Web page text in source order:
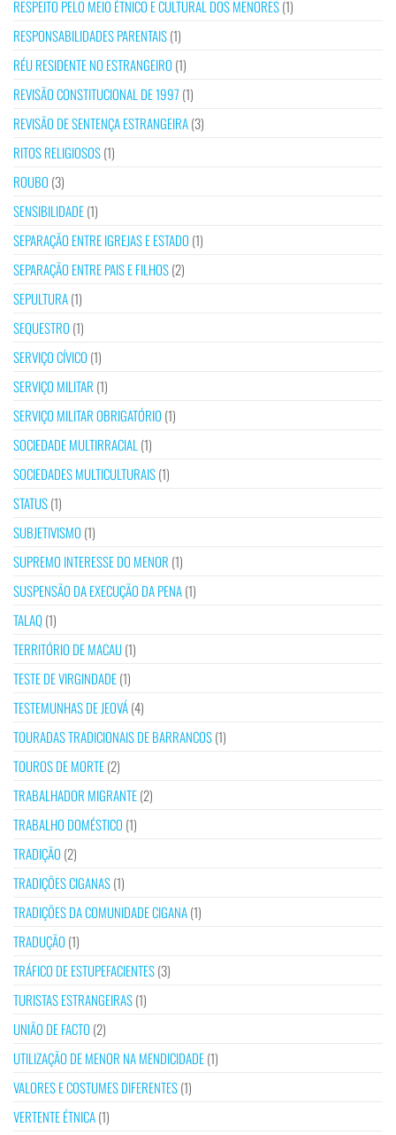
RESPEITO PELO MEIO ÉTNICO E CULTURAL DOS MENORES(1)
RESPONSABILIDADES PARENTAIS(1)
RÉU RESIDENTE NO ESTRANGEIRO (1)
REVISÃO CONSTITUCIONAL DE 1997 (1)
REVISÃO DE SENTENÇA ESTRANGEIRA(3)
RITOS RELIGIOSOS(1)
ROUBO (3)
SENSIBILIDADE(1)
SEPARAÇÃO ENTRE IGREJAS E ESTADO (1)
SEPARAÇÃO ENTRE PAIS E FILHOS(2)
SEPULTURA(1)
SEQUESTRO (1)
SERVIÇO CÍVICO (1)
SERVIÇO MILITAR (1)
SERVIÇO MILITAR OBRIGATÓRIO (1)
SOCIEDADE MULTIRRACIAL (1)
SOCIEDADES MULTICULTURAIS(1)
STATUS(1)
SUBJETIVISMO (1)
SUPREMO INTERESSE DO MENOR (1)
SUSPENSÃO DA EXECUÇÃO DA PENA(1)
TALAQ(1)
TERRITÓRIO DE MACAU(1)
TESTE DE VIRGINDADE(1)
TESTEMUNHAS DE JEOVÁ(4)
TOURADAS TRADICIONAIS DE BARRANCOS(1)
TOUROS DE MORTE(2)
TRABALHADOR MIGRANTE(2)
TRABALHO DOMÉSTICO (1)
TRADIÇÃO (2)
TRADIÇÕES CIGANAS(1)
TRADIÇÕES DA COMUNIDADE CIGANA(1)
TRADUÇÃO (1)
TRÁFICO DE ESTUPEFACIENTES(3)
TURISTAS ESTRANGEIRAS(1)
UNIÃO DE FACTO (2)
UTILIZAÇÃO DE MENOR NA MENDICIDADE(1)
VALORES E COSTUMES DIFERENTES(1)
VERTENTE ÉTNICA(1)